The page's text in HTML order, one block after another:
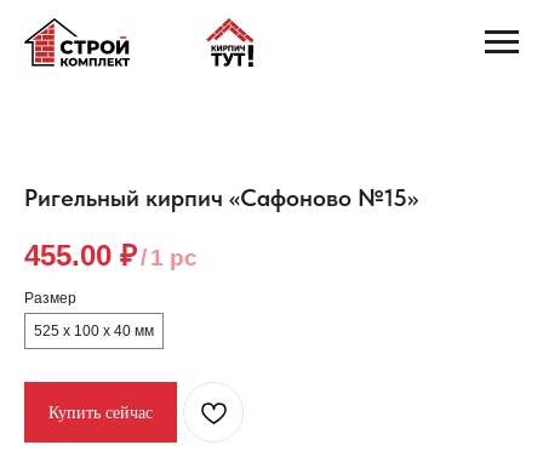
Ригельный кирпич «Сафоново №15»
455.00 ₽/1 pc
Размер
525 х 100 х 40 мм
Купить сейчас